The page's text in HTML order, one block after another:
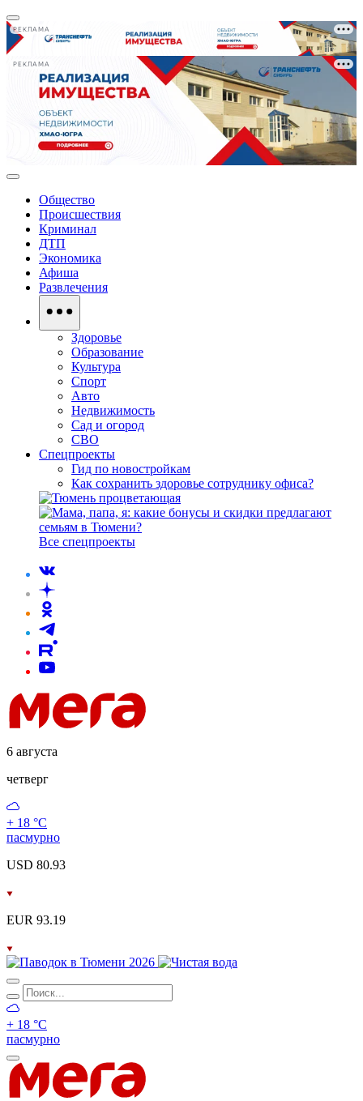
РЕКЛАМА
РЕКЛАМА
Общество
Происшествия
Криминал
ДТП
Экономика
Афиша
Развлечения
Здоровье
Образование
Культура
Спорт
Авто
Недвижимость
Сад и огород
СВО
Спецпроекты
Гид по новостройкам
Как сохранить здоровье сотруднику офиса?
Все спецпроекты
6 августа
четверг
+ 18 °С
пасмурно
USD 80.93
EUR 93.19
+ 18 °С
пасмурно